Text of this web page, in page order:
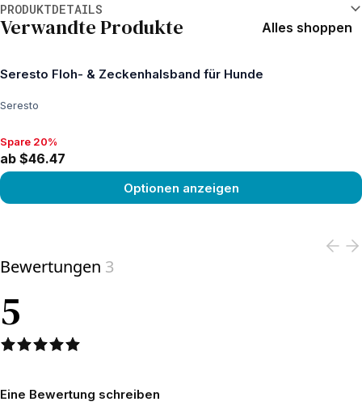
PRODUKTDETAILS
Verwandte Produkte Alles shoppen
Seresto Floh- & Zeckenhalsband für Hunde
Seresto
Spare 20%, ab $46.47
Spare 20%
ab $46.47
Optionen anzeigen
Bewertungen 3
5
Eine Bewertung schreiben